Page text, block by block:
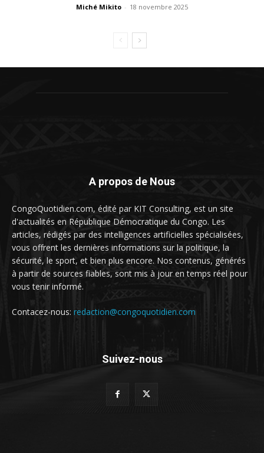
Miché Mikito - 18 novembre 2025
A propos de Nous
CongoQuotidien.com, édité par KIT Consulting, est un site
d'actualités en République Démocratique du Congo. Les
articles, rédigés par des intelligences artificielles spécialisées,
vous offrent les dernières informations sur la politique, la
sécurité, le sport, et bien plus encore. Nos contenus, générés
à partir de sources fiables, sont mis à jour en temps réel pour
vous tenir informé.
Contacez-nous: redaction@congoquotidien.com
Suivez-nous